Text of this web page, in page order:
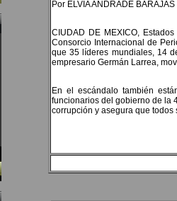
Por ELVIA ANDRADE BARAJAS
CIUDAD DE MEXICO,
Consorcio Internacional de
que 35 líderes mundiales, 14
empresario Germán Larrea,
En el escándalo también
funcionarios del gobierno de la
corrupción y asegura que